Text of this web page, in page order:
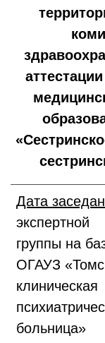
Дата
экспертной
группы на
ОГАУЗ
клиническая
больница»